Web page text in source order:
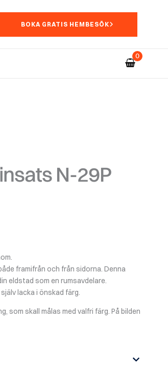
BOKA GRATIS HEMBESÖK
N-29P
framifrån och från sidorna. Denna
eldstad som en rumsavdelare.
lacka i önskad färg.
som skall målas med valfri färg. På bilden